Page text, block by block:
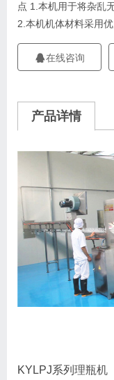
点 1.本机用于将杂乱
2.本机机体材料采用
在线咨询
产品详情
KYLPJ系列 理瓶机